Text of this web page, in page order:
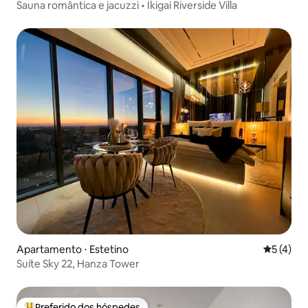
Sauna romântica e jacuzzi • Ikigai Riverside Villa
Apartamento ⋅ Estetino 5 de
5 (4)
Suíte Sky 22, Hanza Tower